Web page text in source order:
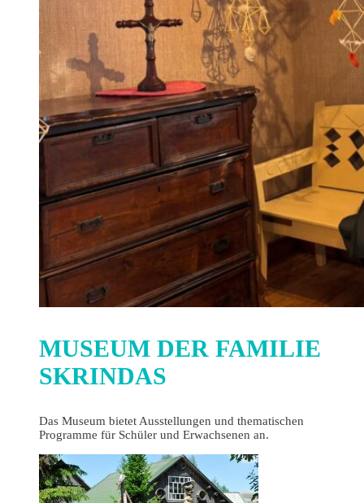
MUSEUM DER FAMILIE
SKRINDAS
Das Museum bietet Ausstellungen und thematischen
Programme für Schüler und Erwachsenen an.